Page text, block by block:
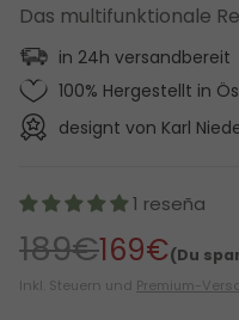
Das multifunktionale
in 24h versandbereit
100% Hergestellt in
designt von Karl
1 reseña
189€169€(Du
Inkl. Steuern und Premium-